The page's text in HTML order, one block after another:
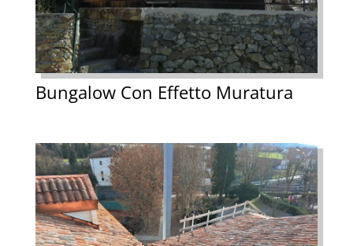
Bungalow Con Effetto Muratura